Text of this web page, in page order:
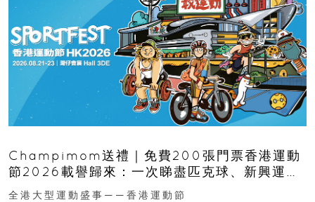
Champimom送禮｜免費200張門票香港運動
節2026載譽歸來：一次睇盡匹克球、新興運
動、街舞比賽＋逾百運動品牌展覽
全港大型運動盛事——香港運動節